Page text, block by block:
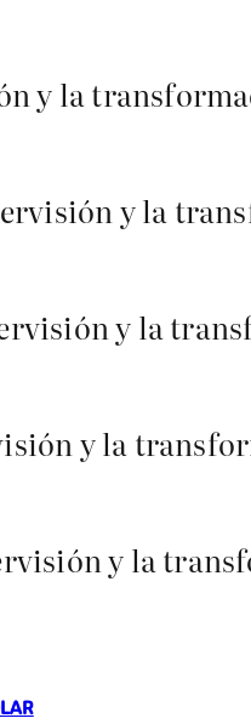
y la
y la
y la
y la
y la